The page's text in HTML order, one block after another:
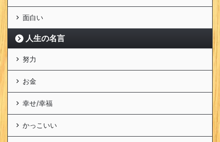
面白い
人生の名言
努力
お金
幸せ/幸福
かっこいい